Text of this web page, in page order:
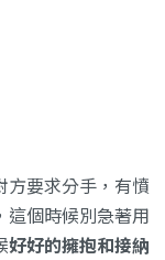
方要求分手，有憤
這個時候別急著用
好好的擁抱和接納